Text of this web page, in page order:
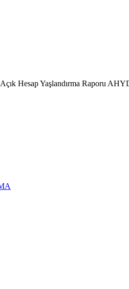
Hesap Yaşlandırma Raporu